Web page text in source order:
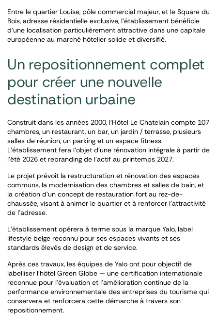
Entre le quartier Louise, pôle commercial majeur, et le Square du
Bois, adresse résidentielle exclusive, l’établissement bénéficie
d’une localisation particulièrement attractive dans une capitale
européenne au marché hôtelier solide et diversifié.
Un repositionnement complet
pour créer une nouvelle
destination urbaine
Construit dans les années 2000, l’Hôtel Le Chatelain compte 107
chambres, un restaurant, un bar, un jardin / terrasse, plusieurs
salles de réunion, un parking et un espace fitness.
L’établissement fera l’objet d’une rénovation intégrale à partir de
l’été 2026 et rebranding de l’actif au printemps 2027.
Le projet prévoit la restructuration et rénovation des espaces
communs, la modernisation des chambres et salles de bain, et
la création d’un concept de restauration fort au rez-de-
chaussée, visant à animer le quartier et à renforcer l’attractivité
de l’adresse.
L’établissement opérera à terme sous la marque Yalo, label
lifestyle belge reconnu pour ses espaces vivants et ses
standards élevés de design et de service.
Après ces travaux, les équipes de Yalo ont pour objectif de
labelliser l’hôtel Green Globe — une certification internationale
reconnue pour l’évaluation et l’amélioration continue de la
performance environnementale des entreprises du tourisme qui
conservera et renforcera cette démarche à travers son
repositionnement.